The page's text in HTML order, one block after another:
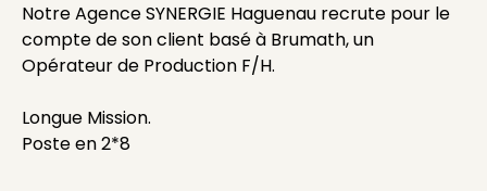
Notre Agence SYNERGIE Haguenau recrute pour le
compte de son client basé à Brumath, un
Opérateur de Production F/H.
Longue Mission.
Poste en 2*8